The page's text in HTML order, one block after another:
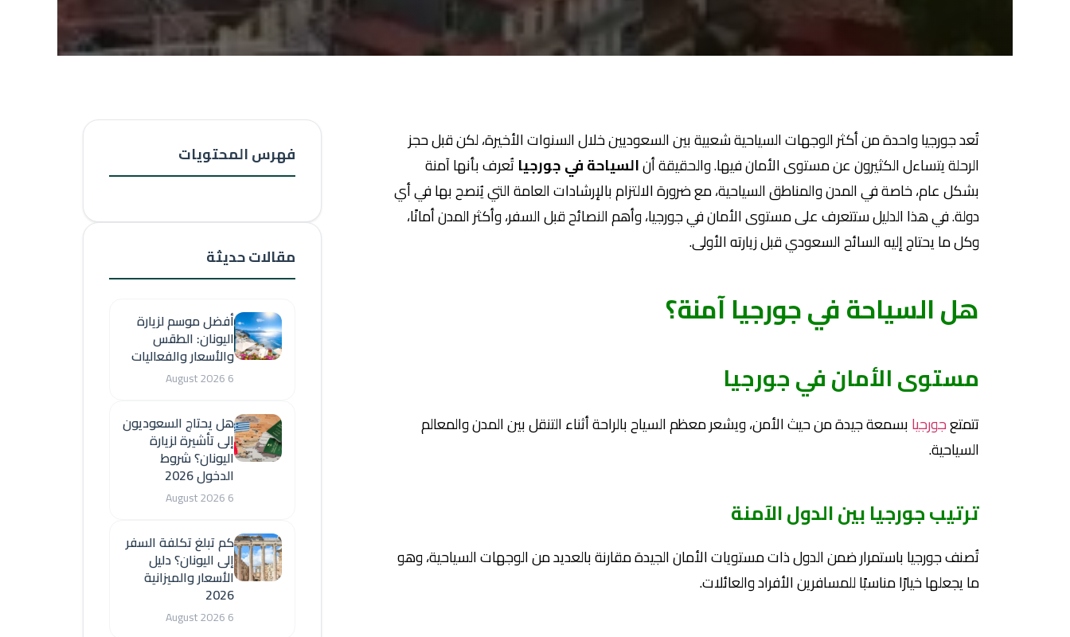
تُعد جورجيا واحدة من أكثر الوجهات السياحية شعبية بين السعوديين خلال السنوات الأخيرة، لكن قبل حجز
الرحلة يتساءل الكثيرون عن مستوى الأمان فيها. والحقيقة أنالسياحة في جورجياتُعرف بأنها آمنة
بشكل عام، خاصة في المدن والمناطق السياحية، مع ضرورة الالتزام بالإرشادات العامة التي يُنصح بها في أي
دولة. في هذا الدليل ستتعرف على مستوى الأمان في جورجيا، وأهم النصائح قبل السفر، وأكثر المدن أمانًا،
وكل ما يحتاج إليه السائح السعودي قبل زيارته الأولى.
هل السياحة في جورجيا آمنة؟
مستوى الأمان في جورجيا
تتمتعجورجيابسمعة جيدة من حيث الأمن، ويشعر معظم السياح بالراحة أثناء التنقل بين المدن والمعالم
السياحية.
ترتيب جورجيا بين الدول الآمنة
تُصنف جورجيا باستمرار ضمن الدول ذات مستويات الأمان الجيدة مقارنة بالعديد من الوجهات السياحية، وهو
ما يجعلها خيارًا مناسبًا للمسافرين الأفراد والعائلات.
فهرس المحتويات
مقالات حديثة
أفضل موسم لزيارة
اليونان: الطقس
والأسعار والفعاليات
6 August 2026
هل يحتاج السعوديون
إلى تأشيرة لزيارة
اليونان؟ شروط
الدخول 2026
6 August 2026
كم تبلغ تكلفة السفر
إلى اليونان؟ دليل
الأسعار والميزانية
2026
6 August 2026